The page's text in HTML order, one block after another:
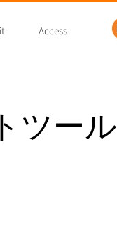
Access
ツール